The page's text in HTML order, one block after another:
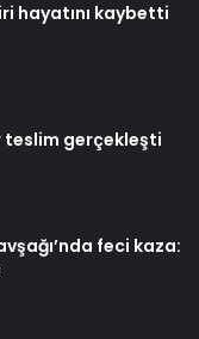
hayatını kaybetti
teslim gerçekleşti
feci kaza: